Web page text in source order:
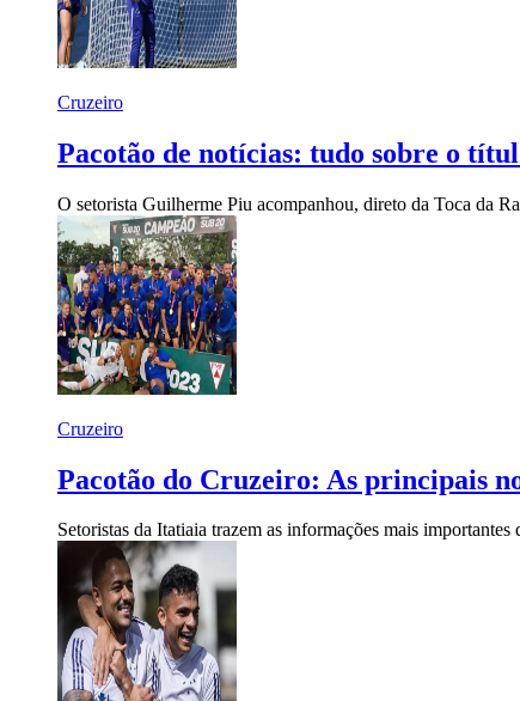
Cruzeiro
Pacotão de notícias: tudo sobre o
O setorista Guilherme Piu acompanhou, direto da Toca da
Cruzeiro
Pacotão do Cruzeiro: As principais
Setoristas da Itatiaia trazem as informações mais importantes